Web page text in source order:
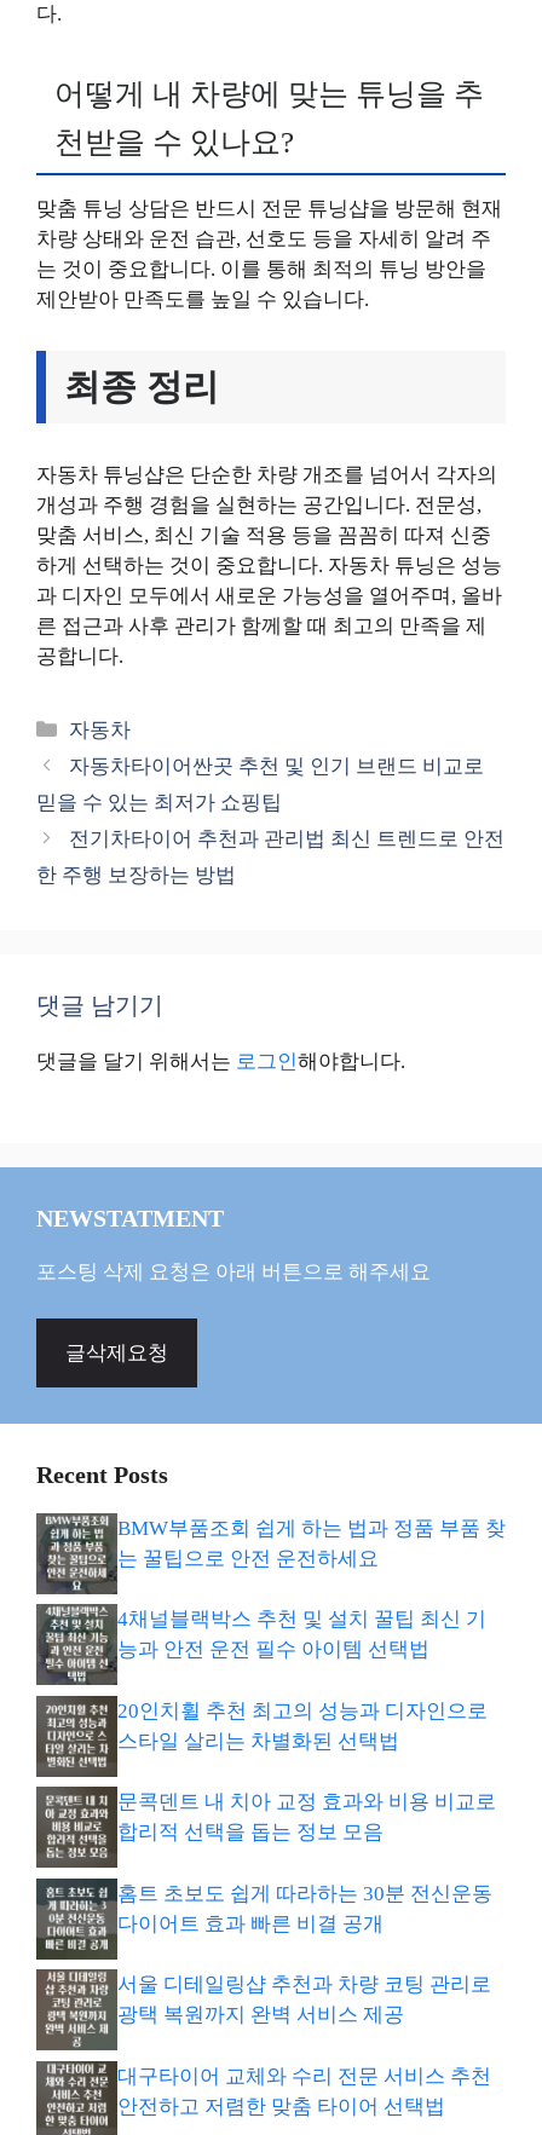
다.
어떻게 내 차량에 맞는 튜닝을 추
천받을 수 있나요?
맞춤 튜닝 상담은 반드시 전문 튜닝샵을 방문해 현재
차량 상태와 운전 습관, 선호도 등을 자세히 알려 주
는 것이 중요합니다. 이를 통해 최적의 튜닝 방안을
제안받아 만족도를 높일 수 있습니다.
최종 정리
자동차 튜닝샵은 단순한 차량 개조를 넘어서 각자의
개성과 주행 경험을 실현하는 공간입니다. 전문성,
맞춤 서비스, 최신 기술 적용 등을 꼼꼼히 따져 신중
하게 선택하는 것이 중요합니다. 자동차 튜닝은 성능
과 디자인 모두에서 새로운 가능성을 열어주며, 올바
른 접근과 사후 관리가 함께할 때 최고의 만족을 제
공합니다.
카
테
리
자동차
자동차타이어싼곳 추천 및 인기 브랜드 비교로
믿을 수 있는 최저가 쇼핑팁
전기차타이어 추천과 관리법 최신 트렌드로 안전
한 주행 보장하는 방법
댓글 남기기
댓글을 달기 위해서는 로그인해야합니다.
NEWSTATMENT
포스팅 삭제 요청은 아래 버튼으로 해주세요
글삭제요청
Recent Posts
BMW부품조회 쉽게 하는 법과 정품 부품 찾
는 꿀팁으로 안전 운전하세요
4채널블랙박스 추천 및 설치 꿀팁 최신 기
능과 안전 운전 필수 아이템 선택법
20인치휠 추천 최고의 성능과 디자인으로
스타일 살리는 차별화된 선택법
문콕덴트 내 치아 교정 효과와 비용 비교로
합리적 선택을 돕는 정보 모음
홈트 초보도 쉽게 따라하는 30분 전신운동
다이어트 효과 빠른 비결 공개
서울 디테일링샵 추천과 차량 코팅 관리로
광택 복원까지 완벽 서비스 제공
대구타이어 교체와 수리 전문 서비스 추천
안전하고 저렴한 맞춤 타이어 선택법